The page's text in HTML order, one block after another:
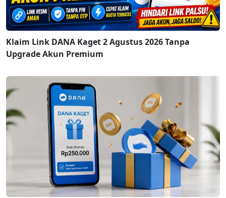
Klaim Link DANA Kaget 2 Agustus 2026 Tanpa
Upgrade Akun Premium